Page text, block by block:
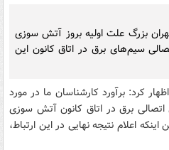
بزرگ علت اولیه بروز آتش سوزی
سیم‌های برق در اتاق کانون این
کرد: برآورد کارشناسان ما در مورد
برق در اتاق کانون آتش سوزی
اعلام نتیجه نهایی در این ارتباط،